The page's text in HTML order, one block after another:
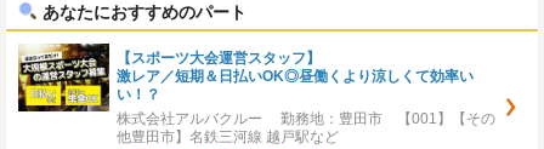
あなたにおすすめのパート
【スポーツ大会運営スタッフ】
激レア／短期＆日払いOK◎昼働くより涼しくて効率い
い！？
株式会社アルバクルー 勤務地：豊田市 【001】【その
他豊田市】名鉄三河線 越戸駅など